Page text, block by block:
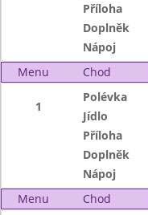
Příloha
Doplněk
Nápoj
Menu
Chod
1
Polévka
Jídlo
Příloha
Doplněk
Nápoj
Menu
Chod